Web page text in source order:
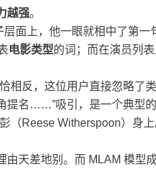
越强。
层面上，他一眼就相中了第
电影类型的词；而在演员列
相反，这位用户直接忽略了
提名……”吸引，是一个典型的
（Reese Witherspoon）身上
由天差地别。而 MLAM 模型